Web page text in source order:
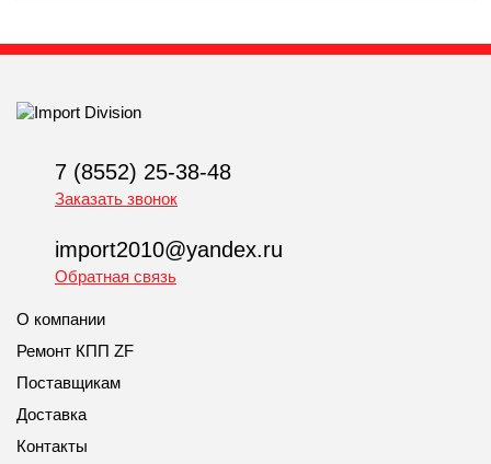
7 (8552) 25-38-48
Заказать звонок
import2010@yandex.ru
Обратная связь
О компании
Ремонт КПП ZF
Поставщикам
Доставка
Контакты